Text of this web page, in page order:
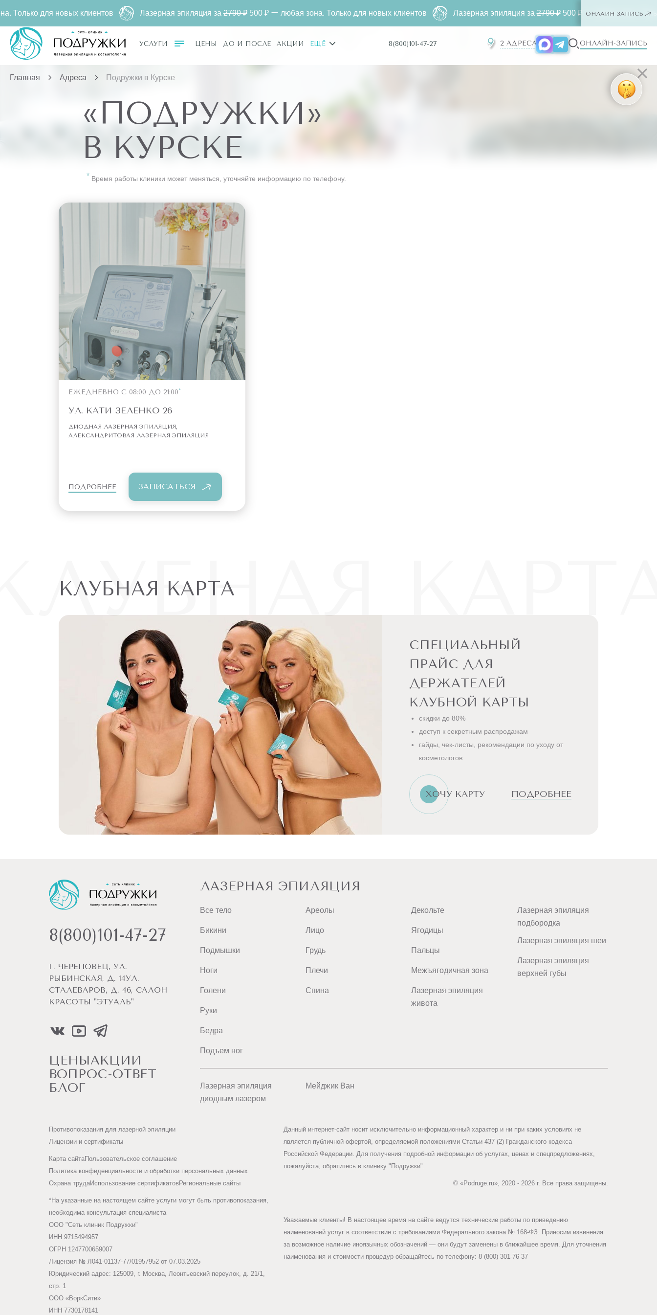
УСЛУГИ ЦЕНЫ ДО И ПОСЛЕ АКЦИИ ЕЩЁ 8(800)101-47-27 2 АДРЕСА ОНЛАЙН-ЗАПИСЬ
Главная Адреса Подружки в Курске
«ПОДРУЖКИ»
В КУРСКЕ
Время работы клиники может меняться, уточняйте информацию по телефону.
ЕЖЕДНЕВНО С 08:00 ДО 21:00
УЛ. КАТИ ЗЕЛЕНКО 26
ДИОДНАЯ ЛАЗЕРНАЯ ЭПИЛЯЦИЯ,
АЛЕКСАНДРИТОВАЯ ЛАЗЕРНАЯ ЭПИЛЯЦИЯ
ПОДРОБНЕЕ ЗАПИСАТЬСЯ
КЛУБНАЯ КАРТА
СПЕЦИАЛЬНЫЙ
ПРАЙС ДЛЯ
ДЕРЖАТЕЛЕЙ
КЛУБНОЙ КАРТЫ
скидки до 80%
доступ к секретным распродажам
гайды, чек-листы, рекомендации по уходу от
косметологов
ХОЧУ КАРТУ ПОДРОБНЕЕ
8(800)101-47-27
Г. ЧЕРЕПОВЕЦ, УЛ.
РЫБИНСКАЯ, Д. 14УЛ.
СТАЛЕВАРОВ, Д. 46, САЛОН
КРАСОТЫ "ЭТУАЛЬ"
ЦЕНЫАКЦИИ
ВОПРОС-ОТВЕТ
БЛОГ
ЛАЗЕРНАЯ ЭПИЛЯЦИЯ
Все тело
Бикини
Подмышки
Ноги
Голени
Руки
Бедра
Подъем ног
Ареолы
Лицо
Грудь
Плечи
Спина
Декольте
Ягодицы
Пальцы
Межъягодичная зона
Лазерная эпиляция
живота
Лазерная эпиляция
подбородка
Лазерная эпиляция шеи
Лазерная эпиляция
верхней губы
Лазерная эпиляция
диодным лазером
Мейджик Ван
Противопоказания для лазерной эпиляции
Лицензии и сертификаты
Карта сайтаПользовательское соглашение
Политика конфиденциальности и обработки персональных данных
Охрана трудаИспользование сертификатовРегиональные сайты
*На указанные на настоящем сайте услуги могут быть противопоказания,
необходима консультация специалиста
ООО "Сеть клиник Подружки"
ИНН 9715494957
ОГРН 1247700659007
Лицензия № Л041-01137-77/01957952 от 07.03.2025
Юридический адрес: 125009, г. Москва, Леонтьевский переулок, д. 21/1,
стр. 1
ООО «ВоркСити»
ИНН 7730178141
Данный интернет-сайт носит исключительно информационный характер и ни при каких условиях не
является публичной офертой, определяемой положениями Статьи 437 (2) Гражданского кодекса
Российской Федерации. Для получения подробной информации об услугах, ценах и спецпредложениях,
пожалуйста, обратитесь в клинику "Подружки".
© «Podruge.ru», 2020 - 2026 г. Все права защищены.
Уважаемые клиенты! В настоящее время на сайте ведутся технические работы по приведению
наименований услуг в соответствие с требованиями Федерального закона № 168-ФЗ. Приносим извинения
за возможное наличие иноязычных обозначений — они будут заменены в ближайшее время. Для уточнения
наименования и стоимости процедур обращайтесь по телефону: 8 (800) 301-76-37
для новых клиентов Лазерная эпиляция за2790 ₽ 500 ₽ ー любая зона. Только для новых клиентов Лазерная эпиляция за2790 ₽ 500 ₽ ー любая зона. Только для
ОНЛАЙН ЗАПИСЬ